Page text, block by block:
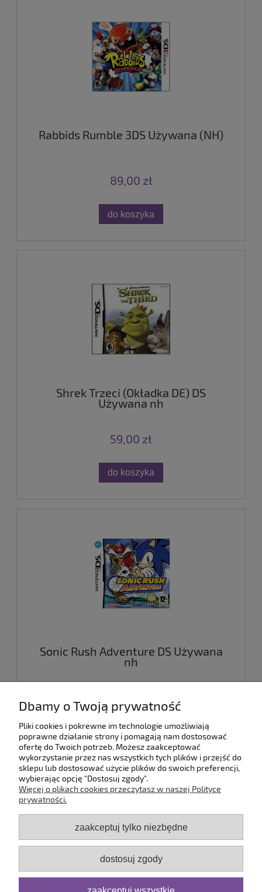
Rabbids Rumble 3DS Używana (NH)
89,00 zł
do koszyka
Shrek Trzeci (Okładka DE) DS
Używana nh
59,00 zł
do koszyka
Sonic Rush Adventure DS Używana
nh
do koszyka
Pomoc
Moje konto
Serwis
Dbamy o Twoją prywatność
Pliki cookies i pokrewne im technologie umożliwiają
poprawne działanie strony i pomagają nam dostosować
ofertę do Twoich potrzeb. Możesz zaakceptować
wykorzystanie przez nas wszystkich tych plików i przejść do
sklepu lub dostosować użycie plików do swoich preferencji,
wybierając opcję "Dostosuj zgody".
Więcej o plikach cookies przeczytasz w naszej Polityce
prywatności.
zaakceptuj tylko niezbędne
dostosuj zgody